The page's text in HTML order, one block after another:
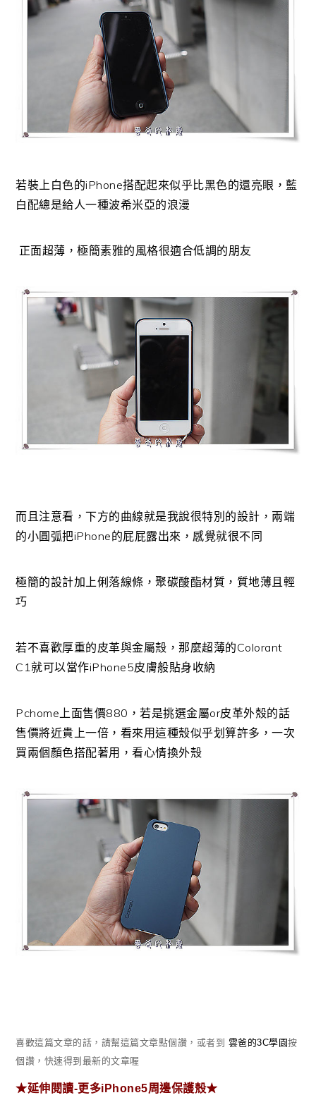
若裝上白色的iPhone搭配起來似乎比黑色的還亮眼，藍
白配總是給人一種波希米亞的浪漫
正面超薄，極簡素雅的風格很適合低調的朋友
而且注意看，下方的曲線就是我說很特別的設計，兩端
的小圓弧把iPhone的屁屁露出來，感覺就很不同
極簡的設計加上俐落線條，聚碳酸酯材質，質地薄且輕
巧
若不喜歡厚重的皮革與金屬殼，那麼超薄的Colorant
C1就可以當作iPhone5皮膚般貼身收納
Pchome上面售價880，若是挑選金屬or皮革外殼的話
售價將近貴上一倍，看來用這種殼似乎划算許多，一次
買兩個顏色搭配著用，看心情換外殼
喜歡這篇文章的話，請幫這篇文章點個讚，或者到 雲爸的3C學園按
個讚，快速得到最新的文章喔
★延伸閱讀-更多iPhone5周邊保護殼★